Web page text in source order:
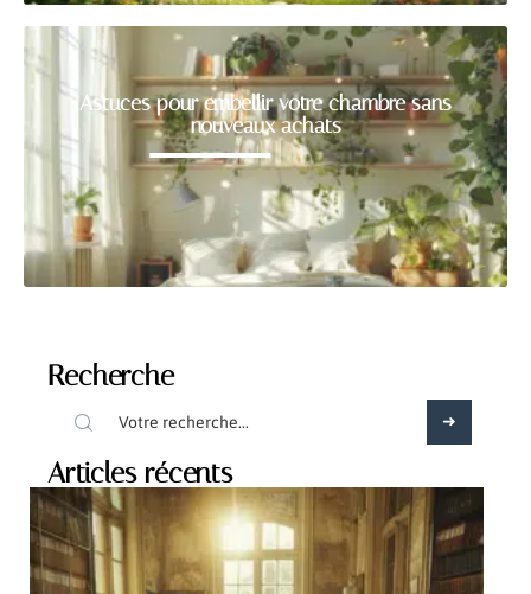
Astuces pour embellir votre chambre sans
nouveaux achats
Recherche
Articles récents